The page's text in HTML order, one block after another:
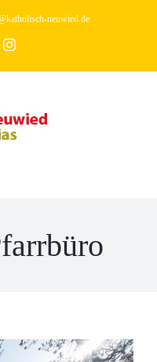
neuwied.de
instagram